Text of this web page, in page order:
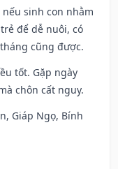
sinh con nhằm
để dễ nuôi, có
cũng được.
tốt. Gặp ngày
chôn cất nguy.
Giáp Ngọ, Bính